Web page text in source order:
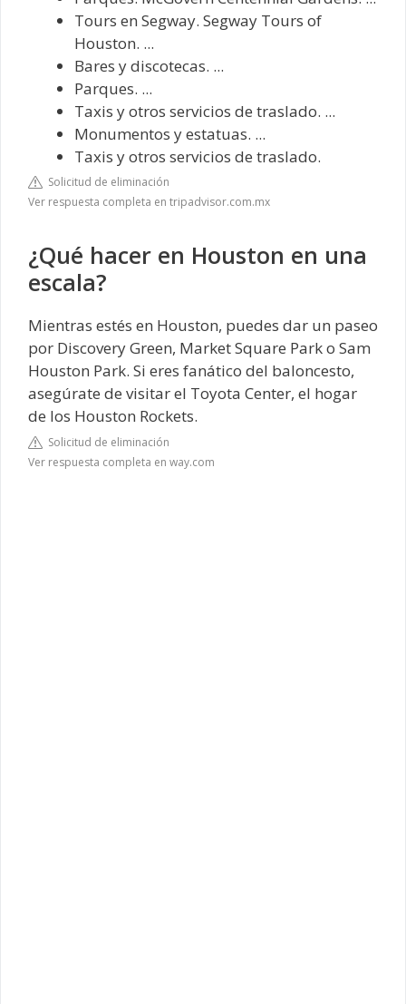
Tours en Segway. Segway Tours of
Houston. ...
Bares y discotecas. ...
Parques. ...
Taxis y otros servicios de traslado. ...
Monumentos y estatuas. ...
Taxis y otros servicios de traslado.
Solicitud de eliminación
Ver respuesta completa en tripadvisor.com.mx
¿Qué hacer en Houston en una
escala?
Mientras estés en Houston, puedes dar un paseo
por Discovery Green, Market Square Park o Sam
Houston Park. Si eres fanático del baloncesto,
asegúrate de visitar el Toyota Center, el hogar
de los Houston Rockets.
Solicitud de eliminación
Ver respuesta completa en way.com